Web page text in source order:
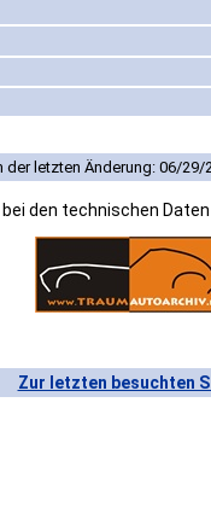
der letzten Änderung: 06/29/
bei den technischen
Zur letzten besuchten